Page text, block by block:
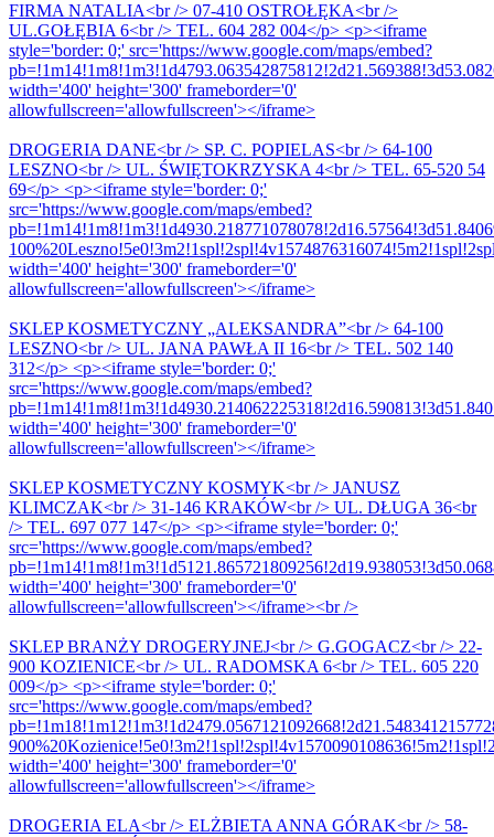
FIRMA NATALIA<br /> 07-410 OSTROŁĘKA<br />
UL.GOŁĘBIA 6<br /> TEL. 604 282 004</p> <p><iframe
style='border: 0;' src='https://www.google.com/maps/embed?
width='400' height='300' frameborder='0'
allowfullscreen='allowfullscreen'></iframe>
DROGERIA DANE<br /> SP. C. POPIELAS<br /> 64-100
LESZNO<br /> UL. ŚWIĘTOKRZYSKA 4<br /> TEL. 65-520 54
69</p> <p><iframe style='border: 0;'
src='https://www.google.com/maps/embed?
width='400' height='300' frameborder='0'
allowfullscreen='allowfullscreen'></iframe>
SKLEP KOSMETYCZNY „ALEKSANDRA”<br /> 64-100
LESZNO<br /> UL. JANA PAWŁA II 16<br /> TEL. 502 140
312</p> <p><iframe style='border: 0;'
src='https://www.google.com/maps/embed?
width='400' height='300' frameborder='0'
allowfullscreen='allowfullscreen'></iframe>
SKLEP KOSMETYCZNY KOSMYK<br /> JANUSZ
KLIMCZAK<br /> 31-146 KRAKÓW<br /> UL. DŁUGA 36<br
/> TEL. 697 077 147</p> <p><iframe style='border: 0;'
src='https://www.google.com/maps/embed?
width='400' height='300' frameborder='0'
allowfullscreen='allowfullscreen'></iframe><br />
SKLEP BRANŻY DROGERYJNEJ<br /> G.GOGACZ<br /> 22-
900 KOZIENICE<br /> UL. RADOMSKA 6<br /> TEL. 605 220
009</p> <p><iframe style='border: 0;'
src='https://www.google.com/maps/embed?
width='400' height='300' frameborder='0'
allowfullscreen='allowfullscreen'></iframe>
DROGERIA ELA<br /> ELŻBIETA ANNA GÓRAK<br /> 58-